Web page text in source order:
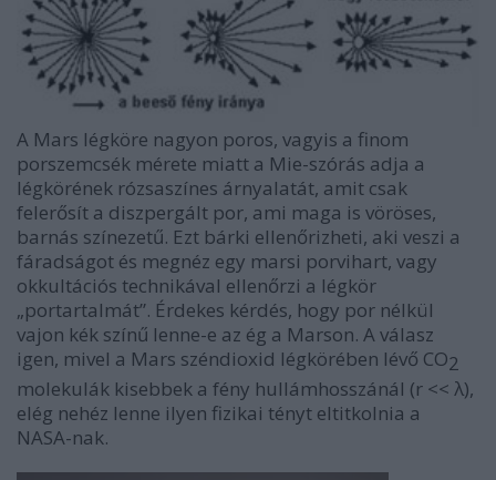
A Mars légköre nagyon poros, vagyis a finom
porszemcsék mérete miatt a Mie-szórás adja a
légkörének rózsaszínes árnyalatát, amit csak
felerősít a diszpergált por, ami maga is vöröses,
barnás színezetű. Ezt bárki ellenőrizheti, aki veszi a
fáradságot és megnéz egy marsi porvihart, vagy
okkultációs technikával ellenőrzi a légkör
„portartalmát”. Érdekes kérdés, hogy por nélkül
vajon kék színű lenne-e az ég a Marson. A válasz
igen, mivel a Mars széndioxid légkörében lévő CO2
molekulák kisebbek a fény hullámhosszánál (r << λ),
elég nehéz lenne ilyen fizikai tényt eltitkolnia a
NASA-nak.